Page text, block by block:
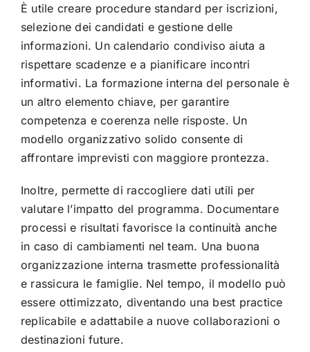
È utile creare procedure standard per iscrizioni,
selezione dei candidati e gestione delle
informazioni. Un calendario condiviso aiuta a
rispettare scadenze e a pianificare incontri
informativi. La formazione interna del personale è
un altro elemento chiave, per garantire
competenza e coerenza nelle risposte. Un
modello organizzativo solido consente di
affrontare imprevisti con maggiore prontezza.
Inoltre, permette di raccogliere dati utili per
valutare l’impatto del programma. Documentare
processi e risultati favorisce la continuità anche
in caso di cambiamenti nel team. Una buona
organizzazione interna trasmette professionalità
e rassicura le famiglie. Nel tempo, il modello può
essere ottimizzato, diventando una best practice
replicabile e adattabile a nuove collaborazioni o
destinazioni future.